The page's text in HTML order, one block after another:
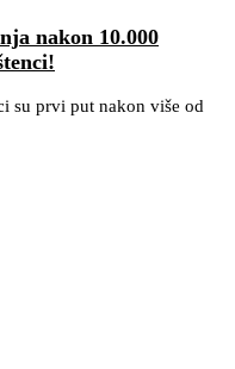
nakon 10.000
su prvi put nakon više od